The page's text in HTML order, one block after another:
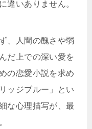
違いありません。
、人間の醜さや弱
だ上での深い愛を
の恋愛小説を求め
ッジブルー」とい
な心理描写が、最